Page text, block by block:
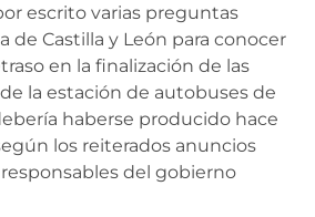
escrito varias preguntas
de Castilla y León para conocer
en la finalización de las
la estación de autobuses de
haberse producido hace
los reiterados anuncios
del gobierno